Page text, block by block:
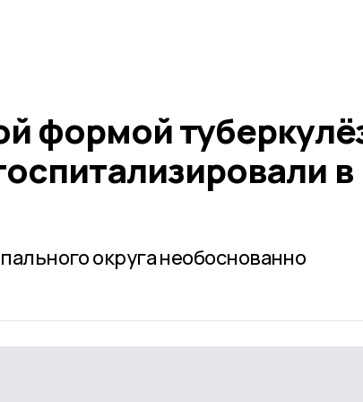
формой
в
округа необоснованно